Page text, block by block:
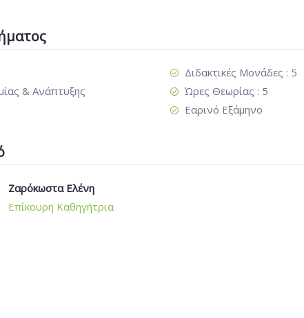
Διδακτικές Μονάδες : 5
& Ανάπτυξης
Ώρες Θεωρίας : 5
Εαρινό Εξάμηνο
Ζαρόκωστα Ελένη
Επίκουρη Καθηγήτρια